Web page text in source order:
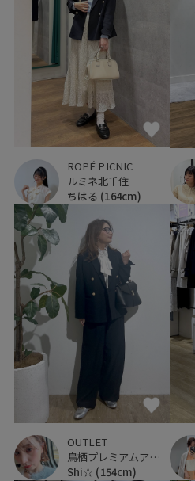
ROPÉ PICNIC
ルミネ北千住
ちはる (164cm)
OUTLET
鳥栖プレミアムアウトレット
Shi☆ (154cm)